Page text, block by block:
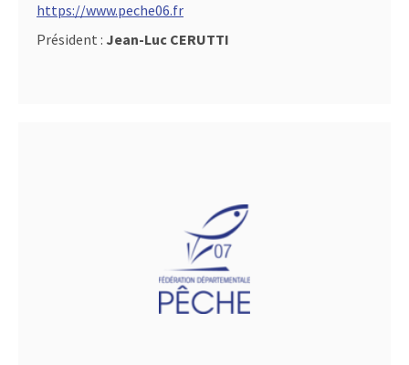
https://www.peche06.fr
Président : Jean-Luc CERUTTI